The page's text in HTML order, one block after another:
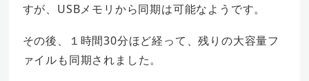
すが、USBメモリから同期は可能なようです。
その後、１時間30分ほど経って、残りの大容量フ
ァイルも同期されました。